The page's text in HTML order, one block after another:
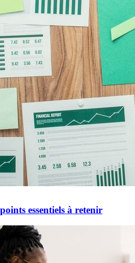
essentiels à retenir